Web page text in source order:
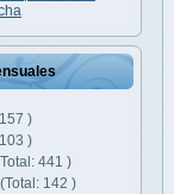
)
)
441 )
(Total: 142 )